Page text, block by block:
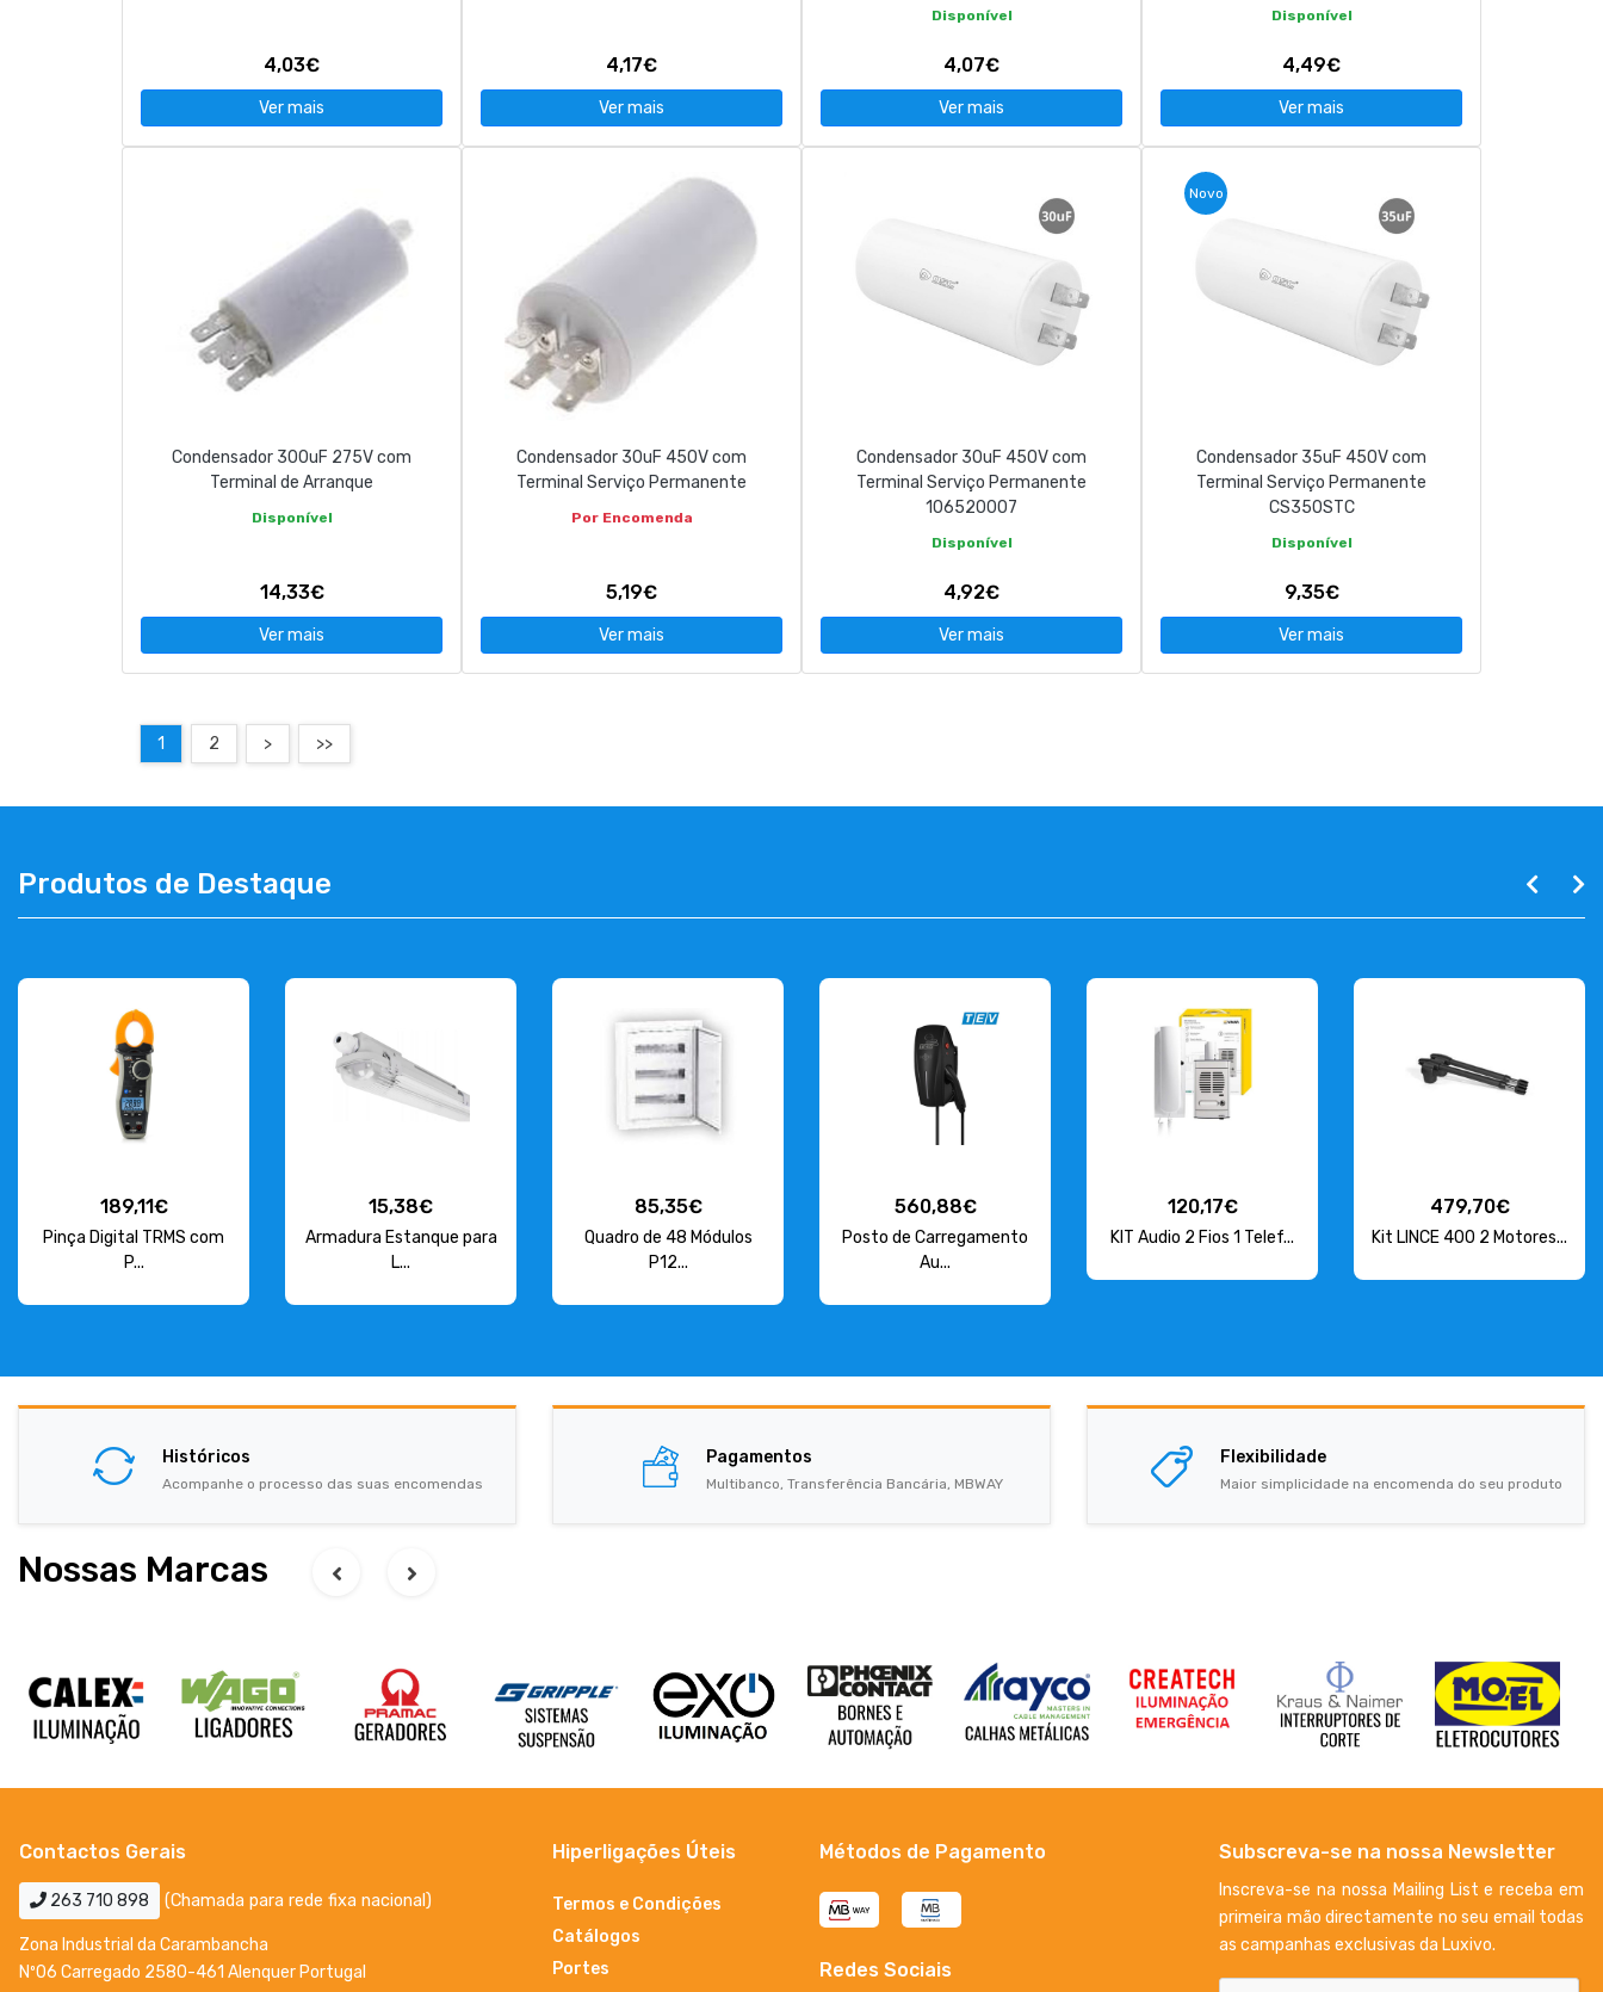
4,03€
Ver mais
4,17€
Ver mais
Disponível
4,07€
Ver mais
Disponível
4,49€
Ver mais
Condensador 300uF 275V com
Terminal de Arranque
Disponível
14,33€
Ver mais
Condensador 30uF 450V com
Terminal Serviço Permanente
Por Encomenda
5,19€
Ver mais
Condensador 30uF 450V com
Terminal Serviço Permanente
106520007
Disponível
4,92€
Ver mais
Novo
Condensador 35uF 450V com
Terminal Serviço Permanente
CS350STC
Disponível
9,35€
Ver mais
1 2 > >>
Produtos de Destaque
189,11€
Pinça Digital TRMS com
P...
15,38€
Armadura Estanque para
L...
85,35€
Quadro de 48 Módulos
P12...
560,88€
Posto de Carregamento
Au...
120,17€
KIT Audio 2 Fios 1 Telef...
479,70€
Kit LINCE 400 2 Motores...
Históricos
Acompanhe o processo das suas encomendas
Pagamentos
Multibanco, Transferência Bancária, MBWAY
Flexibilidade
Maior simplicidade na encomenda do seu produto
Nossas Marcas
Contactos Gerais
263 710 898 (Chamada para rede fixa nacional)
Zona Industrial da Carambancha
Nº06 Carregado 2580-461 Alenquer Portugal
Hiperligações Úteis
Termos e Condições
Catálogos
Portes
Métodos de Pagamento
Redes Sociais
Subscreva-se na nossa Newsletter
Inscreva-se na nossa Mailing List e receba em
primeira mão directamente no seu email todas
as campanhas exclusivas da Luxivo.